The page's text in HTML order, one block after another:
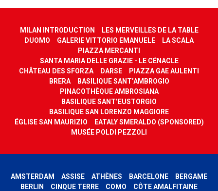
MILAN INTRODUCTION
LES MERVEILLES DE LA TABLE
DUOMO
GALERIE VITTORIO EMANUELE
LA SCALA
PIAZZA MERCANTI
SANTA MARIA DELLE GRAZIE - LE CÉNACLE
CHÂTEAU DES SFORZA
DARSE
PIAZZA GAE AULENTI
BRERA
BASILIQUE SANT’AMBROGIO
PINACOTHÈQUE AMBROSIANA
BASILIQUE SANT’EUSTORGIO
BASILIQUE SAN LORENZO MAGGIORE
ÉGLISE SAN MAURIZIO
EATALY SMERALDO (SPONSORED)
MUSÉE POLDI PEZZOLI
AMSTERDAM ASSISE ATHÈNES BARCELONE
BERGAME
BERLIN
CINQUE TERRE COMO CÔTE AMALFITAINE